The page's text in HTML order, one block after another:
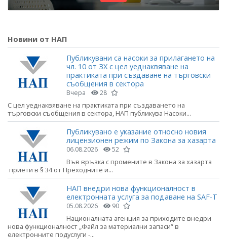
Новини от НАП
Публикувани са насоки за прилагането на
чл. 10 от ЗХ с цел уеднаквяване на
практиката при създаване на търговски
съобщения в сектора
Вчера 28
С цел уеднаквяване на практиката при създаването на
търговски съобщения в сектора, НАП публикува Насоки...
Публикувано е указание относно новия
лицензионен режим по Закона за хазарта
06.08.2026 52
Във връзка с промените в Закона за хазарта
приети в § 34 от Преходните и...
НАП внедри нова функционалност в
електронната услуга за подаване на SAF-T
05.08.2026 90
Националната агенция за приходите внедри
нова функционалност „Файл за материални запаси“ в
електронните подуслуги -...